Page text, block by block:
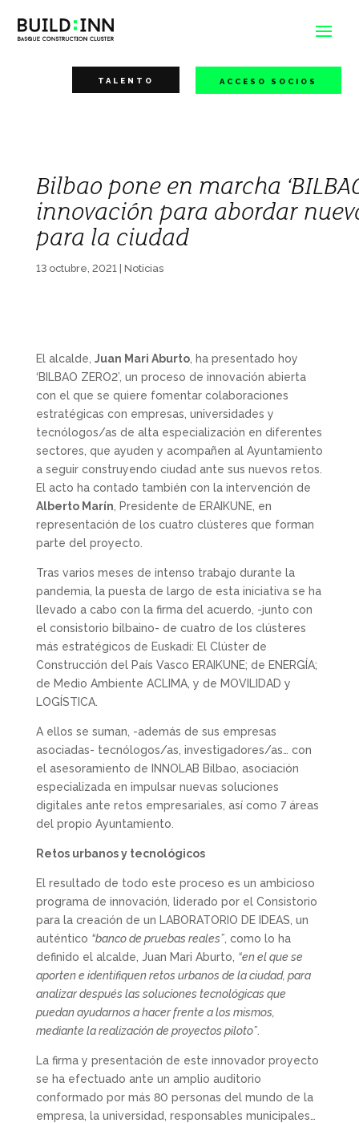
TALENTO ACCESO SOCIOS
Bilbao pone en marcha
innovación para abordar
para la ciudad
13 octubre, 2021| Noticias
El alcalde, Juan Mari Aburto, ha presentado hoy
‘BILBAO ZERO2’, un proceso de innovación abierta
con el que se quiere fomentar colaboraciones
estratégicas con empresas, universidades y
tecnólogos/as de alta especialización en diferentes
sectores, que ayuden y acompañen al Ayuntamiento
a seguir construyendo ciudad ante sus nuevos retos.
El acto ha contado también con la intervención de
Alberto Marín , Presidente de ERAIKUNE, en
representación de los cuatro clústeres que forman
parte del proyecto.
Tras varios meses de intenso trabajo durante la
pandemia, la puesta de largo de esta iniciativa se ha
llevado a cabo con la firma del acuerdo, -junto con
el consistorio bilbaino- de cuatro de los clústeres
más estratégicos de Euskadi: El Clúster de
Construcción del País Vasco ERAIKUNE; de ENERGÍA;
de Medio Ambiente ACLIMA, y de MOVILIDAD y
LOGÍSTICA.
A ellos se suman, -además de sus empresas
asociadas- tecnólogos/as, investigadores/as… con
el asesoramiento de INNOLAB Bilbao, asociación
especializada en impulsar nuevas soluciones
digitales ante retos empresariales, así como 7 áreas
del propio Ayuntamiento.
Retos urbanos y tecnológicos
El resultado de todo este proceso es un ambicioso
programa de innovación, liderado por el Consistorio
para la creación de un LABORATORIO DE IDEAS, un
auténtico “banco de pruebas reales”, como lo ha
definido el alcalde, Juan Mari Aburto, “en el que se
aporten e identifiquen retos urbanos de la ciudad, para
analizar después las soluciones tecnológicas que
puedan ayudarnos a hacer frente a los mismos,
mediante la realización de proyectos piloto”.
La firma y presentación de este innovador proyecto
se ha efectuado ante un amplio auditorio
conformado por más 80 personas del mundo de la
empresa, la universidad, responsables municipales…